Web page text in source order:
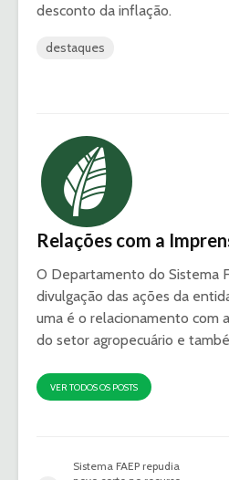
desconto da inflação.
destaques
Relações com a
O Departamento do Sistema
divulgação das ações da
uma é o relacionamento com
do setor agropecuário e
VER TODOS OS POSTS
Sistema FAEP repudia